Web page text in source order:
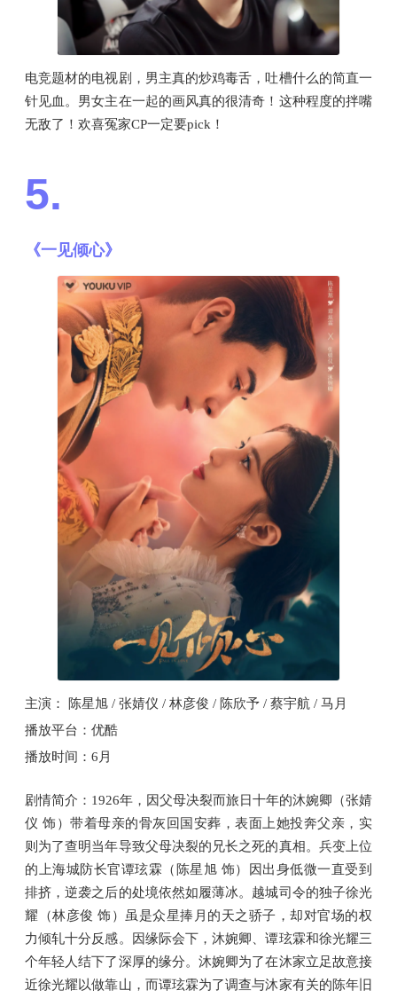
电竞题材的电视剧，男主真的炒鸡毒舌，吐槽什么的简直一
针见血。男女主在一起的画风真的很清奇！这种程度的拌嘴
无敌了！欢喜冤家CP一定要pick！
5.
《一见倾心》
主演： 陈星旭 / 张婧仪 / 林彦俊 / 陈欣予 / 蔡宇航 / 马月
播放平台：优酷
播放时间：6月
剧情简介：1926年，因父母决裂而旅日十年的沐婉卿（张婧
仪 饰）带着母亲的骨灰回国安葬，表面上她投奔父亲，实
则为了查明当年导致父母决裂的兄长之死的真相。兵变上位
的上海城防长官谭玹霖（陈星旭 饰）因出身低微一直受到
排挤，逆袭之后的处境依然如履薄冰。越城司令的独子徐光
耀（林彦俊 饰）虽是众星捧月的天之骄子，却对官场的权
力倾轧十分反感。因缘际会下，沐婉卿、谭玹霖和徐光耀三
个年轻人结下了深厚的缘分。沐婉卿为了在沐家立足故意接
近徐光耀以做靠山，而谭玹霖为了调查与沐家有关的陈年旧